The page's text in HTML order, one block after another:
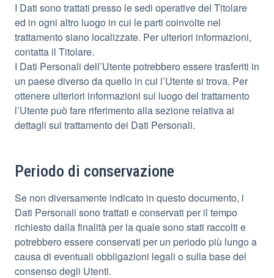
I Dati sono trattati presso le sedi operative del Titolare
ed in ogni altro luogo in cui le parti coinvolte nel
trattamento siano localizzate. Per ulteriori informazioni,
contatta il Titolare.
I Dati Personali dell’Utente potrebbero essere trasferiti in
un paese diverso da quello in cui l’Utente si trova. Per
ottenere ulteriori informazioni sul luogo del trattamento
l’Utente può fare riferimento alla sezione relativa ai
dettagli sul trattamento dei Dati Personali.
Periodo di conservazione
Se non diversamente indicato in questo documento, i
Dati Personali sono trattati e conservati per il tempo
richiesto dalla finalità per la quale sono stati raccolti e
potrebbero essere conservati per un periodo più lungo a
causa di eventuali obbligazioni legali o sulla base del
consenso degli Utenti.